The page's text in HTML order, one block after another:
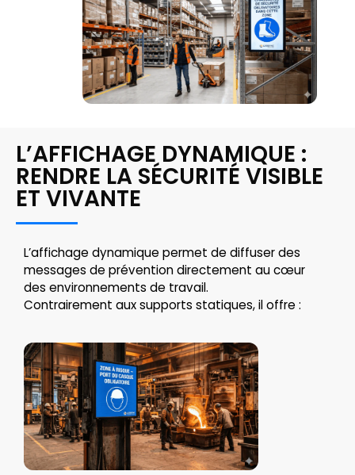
L’AFFICHAGE DYNAMIQUE :
RENDRE LA SÉCURITÉ VISIBLE
ET VIVANTE
L’affichage dynamique permet de diffuser des
messages de prévention directement au cœur
des environnements de travail.
Contrairement aux supports statiques, il offre :